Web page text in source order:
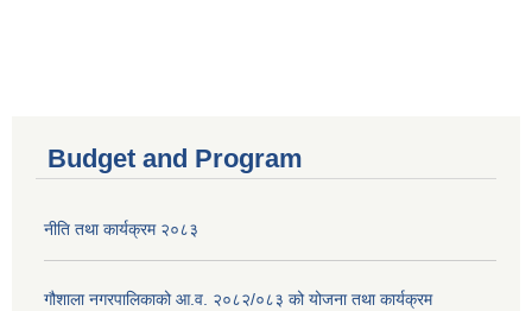
Budget and Program
नीति तथा कार्यक्रम २०८३
गौशाला नगरपालिकाको आ.व. २०८२/०८३ को योजना तथा कार्यक्रम